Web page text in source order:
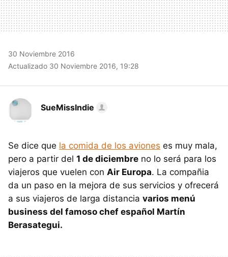
30 Noviembre 2016
Actualizado 30 Noviembre 2016, 19:28
SueMissIndie
Se dice que la comida de los aviones es muy mala,
pero a partir del 1 de diciembre no lo será para los
viajeros que vuelen con Air Europa. La compañia
da un paso en la mejora de sus servicios y ofrecerá
a sus viajeros de larga distancia varios menú
business del famoso chef español Martín
Berasategui.